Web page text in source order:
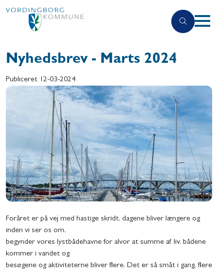
Nyhedsbrev - Marts 2024
Publiceret 12-03-2024
Foråret er på vej med hastige skridt, dagene bliver længere og
inden vi ser os om,
begynder vores lystbådehavne for alvor at summe af liv, bådene
kommer i vandet og
besøgene og aktiviteterne bliver flere. Det er så småt i gang, flere